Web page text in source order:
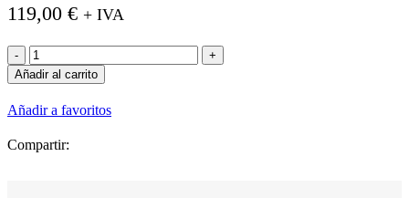
119,00 € + IVA
Lector
RFID
Promag
PCR
330A
Añadir al carrito
Añadir a favoritos
Compartir: